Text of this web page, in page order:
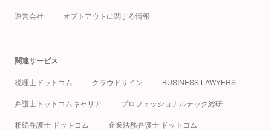
運営会社 オプトアウトに関する情報
関連サービス
税理士ドットコム クラウドサイン BUSINESS LAWYERS
弁護士ドットコムキャリア プロフェッショナルテック総研
相続弁護士 ドットコム 企業法務弁護士 ドットコム